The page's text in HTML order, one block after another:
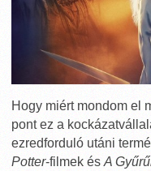
Hogy miért mondom el
pont ez a
ezredforduló utáni
Potter-filmek ésA